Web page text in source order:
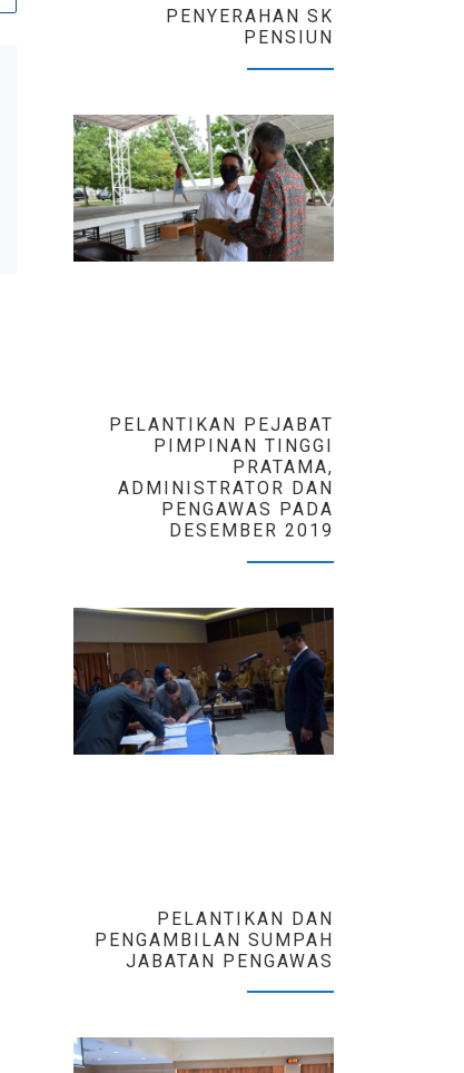
Telah Terbit
Peserta Seleksi
Kompetensi PPPK
Guru Pelamar Umum
Formasi Pemerintah
Kota Batam, Anda
tahun 2022 dilaksanakan
dengan menggunakan CAT-
UNBK (sekarang
sebutannya […]
PENYERAHAN SK
PENSIUN
PELANTIKAN PEJABAT
PIMPINAN TINGGI
PRATAMA,
ADMINISTRATOR DAN
PENGAWAS PADA
DESEMBER 2019
PELANTIKAN DAN
PENGAMBILAN SUMPAH
JABATAN PENGAWAS